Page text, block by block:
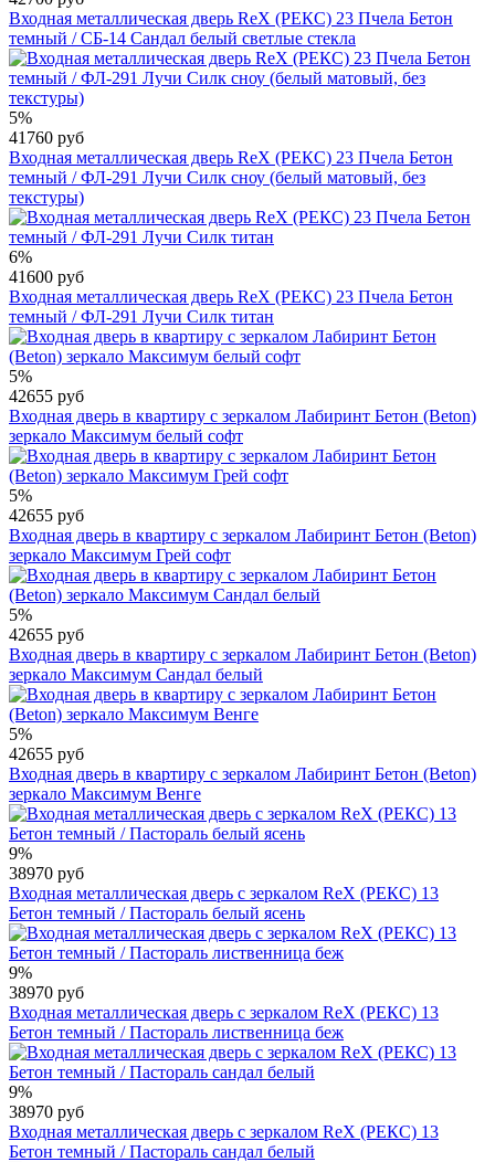
Входная металлическая дверь RеX (РЕКС) 23 Пчела Бетон
темный / СБ-14 Сандал белый светлые стекла
5%
41760 руб
Входная металлическая дверь RеX (РЕКС) 23 Пчела Бетон
темный / ФЛ-291 Лучи Силк сноу (белый матовый, без
текстуры)
6%
41600 руб
Входная металлическая дверь RеX (РЕКС) 23 Пчела Бетон
темный / ФЛ-291 Лучи Силк титан
5%
42655 руб
Входная дверь в квартиру с зеркалом Лабиринт Бетон (Beton)
зеркало Максимум белый софт
5%
42655 руб
Входная дверь в квартиру с зеркалом Лабиринт Бетон (Beton)
зеркало Максимум Грей софт
5%
42655 руб
Входная дверь в квартиру с зеркалом Лабиринт Бетон (Beton)
зеркало Максимум Сандал белый
5%
42655 руб
Входная дверь в квартиру с зеркалом Лабиринт Бетон (Beton)
зеркало Максимум Венге
9%
38970 руб
Входная металлическая дверь с зеркалом RеX (РЕКС) 13
Бетон темный / Пастораль белый ясень
9%
38970 руб
Входная металлическая дверь с зеркалом RеX (РЕКС) 13
Бетон темный / Пастораль лиственница беж
9%
38970 руб
Входная металлическая дверь с зеркалом RеX (РЕКС) 13
Бетон темный / Пастораль сандал белый